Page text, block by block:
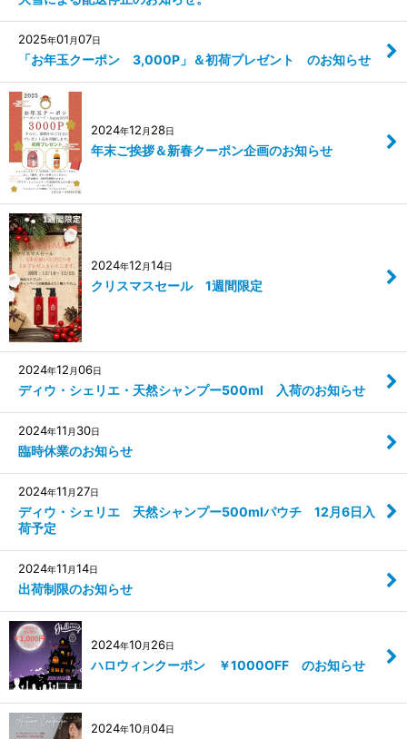
2025年01 月07日
「お年玉クーポン 3,000P」＆初荷プレゼント のお知らせ
2024年12 月 28日
年末ご挨拶＆新春クーポン企画のお知らせ
2024年12 月14日
クリスマスセール 1週間限定
2024年12 月06日
ディウ・シェリエ・天然シャンプー500ml 入荷のお知らせ
2024年11 月 30日
臨時休業のお知らせ
2024年11 月 27日
ディウ・シェリエ 天然シャンプー500mlパウチ 12月6日入
荷予定
2024年11 月14日
出荷制限のお知らせ
2024年10月 26日
ハロウィンクーポン ￥1000OFF のお知らせ
2024年10月04日